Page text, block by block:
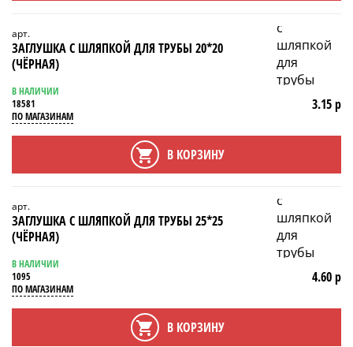
арт.
ЗАГЛУШКА С ШЛЯПКОЙ ДЛЯ ТРУБЫ 20*20
(ЧЁРНАЯ)
В НАЛИЧИИ
18581
ПО МАГАЗИНАМ
3.15 р
В КОРЗИНУ
арт.
ЗАГЛУШКА С ШЛЯПКОЙ ДЛЯ ТРУБЫ 25*25
(ЧЁРНАЯ)
В НАЛИЧИИ
1095
ПО МАГАЗИНАМ
4.60 р
В КОРЗИНУ